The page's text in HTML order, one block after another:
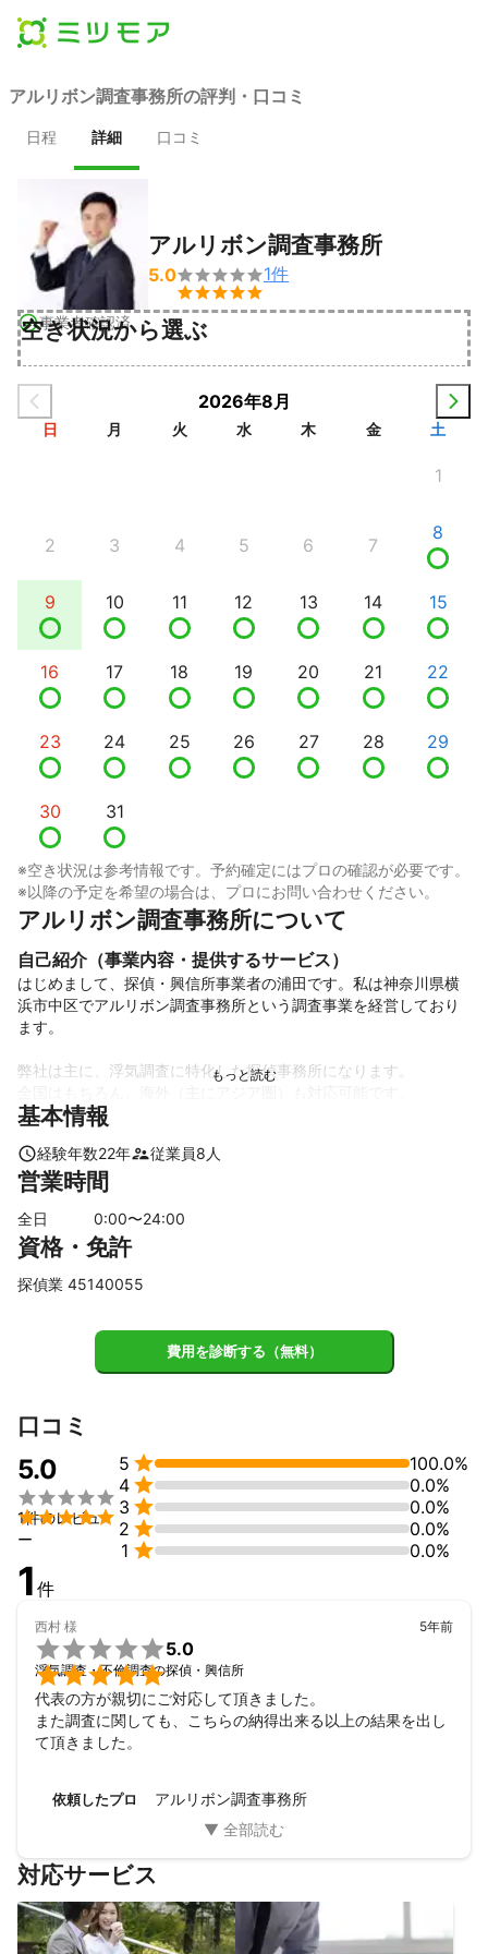
アルリボン調査事務所の評判・口コミ
日程 詳細 口コミ
事業者確認済
アルリボン調査事務所
5.0

1件
空き状況から選ぶ
2026年8月
日 月 火 水 木 金 土
1
2 3 4 5 6 7
8
9 10 11 12 13 14 15
16 17 18 19 20 21 22
23 24 25 26 27 28 29
30 31
※空き状況は参考情報です。予約確定にはプロの確認が必要です。
※以降の予定を希望の場合は、プロにお問い合わせください。
アルリボン調査事務所について
自己紹介（事業内容・提供するサービス）
はじめまして、探偵・興信所事業者の浦田です。私は神奈川県横
浜市中区でアルリボン調査事務所という調査事業を経営しており
ます。
弊社は主に、浮気調査に特化した探偵事務所になります。
い。
どんな些細なことでも構いません。
基本情報
経験年数22年 従業員8 人
営業時間
全日 0:00〜24:00
資格・免許
探偵業 45140055
費用を診断する（無料）
口コミ
5.0


1件のレビュ
ー
5 
100.0%
4 
0.0%
3 
0.0%
2 
0.0%
1  0.0%
1 件
西村 様


5.0
浮気調査・不倫調査の探偵・興信所
5年前
代表の方が親切にご対応して頂きました。
また調査に関しても、こちらの納得出来る以上の結果を出し
て頂きました。
依頼したプロ アルリボン調査事務所
対応サービス